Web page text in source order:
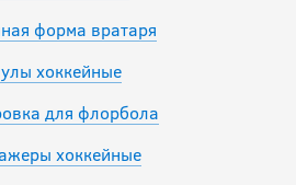
форма вратаря
хоккейные
для флорбола
хоккейные